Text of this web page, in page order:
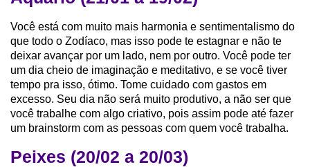
Você está com muito mais harmonia e sentimentalismo do
que todo o Zodíaco, mas isso pode te estagnar e não te
deixar avançar por um lado, nem por outro. Você pode ter
um dia cheio de imaginação e meditativo, e se você tiver
tempo pra isso, ótimo. Tome cuidado com gastos em
excesso. Seu dia não será muito produtivo, a não ser que
você trabalhe com algo criativo, pois assim pode até fazer
um brainstorm com as pessoas com quem você trabalha.
Peixes (20/02 a 20/03)